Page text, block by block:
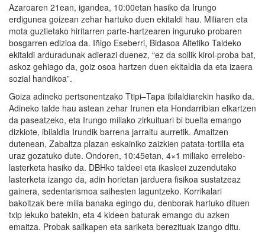
Azaroaren 21ean, igandea, 10:00etan hasiko da Irungo
erdigunea goizean zehar hartuko duen ekitaldi hau. Miliaren eta
mota guztietako hiritarren parte-hartzearen inguruko probaren
bosgarren edizioa da. Iñigo Eseberri, Bidasoa Altetiko Taldeko
ekitaldi arduradunak adierazi duenez, “ez da soilik kirol-proba bat,
askoz gehiago da, goiz osoa hartzen duen ekitaldia da eta izaera
sozial handikoa”.
Goiza adineko pertsonentzako Ttipi–Tapa ibilaldiarekin hasiko da.
Adineko talde hau astean zehar Irunen eta Hondarribian elkartzen
da paseatzeko, eta Irungo miliako zirkuituari bi buelta emango
dizkiote, ibilaldia Irundik barrena jarraitu aurretik. Amaitzen
dutenean, Zabaltza plazan eskainiko zaizkien patata-tortilla eta
uraz gozatuko dute. Ondoren, 10:45etan, 4×1 miliako errelebo-
lasterketa hasiko da. DBHko taldeei eta ikasleei zuzendutako
lasterketa izango da, adin horietan jarduera fisikoa sustatzeaz
gainera, sedentarismoa saihesten laguntzeko. Korrikalari
bakoitzak bere milia banaka egingo du, denborak hartuko dituen
txip lekuko batekin, eta 4 kideen baturak emango du azken
emaitza. Probak sailkapen eta sariketa berezituak izango ditu.